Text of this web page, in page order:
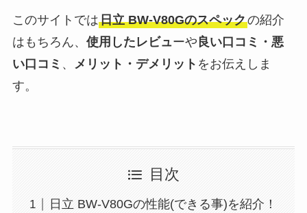
このサイトでは日立 BW-V80Gのスペックの紹介
はもちろん、 使用したレビューや 良い口コミ・悪
い口コミ 、 メリット・デメリット をお伝えしま
す。
目次
日立 BW-V80Gの性能(できる事)を紹介！